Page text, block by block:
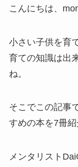
こんにちは、
小さい子供を育
育ての知識は出
ね。
そこでこの記事
すめの本を7冊紹
メンタリスト